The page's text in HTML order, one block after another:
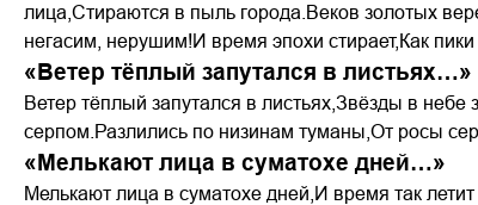
лица,Стираются в пыль города.Веков золотых
негасим, нерушим!И время эпохи стирает,Как
«Ветер тёплый запутался в листьях…»
Ветер тёплый запутался в листьях,Звёзды в
серпом.Разлились по низинам туманы,От росы
«Мелькают лица в суматохе дней…»
Мелькают лица в суматохе дней,И время так